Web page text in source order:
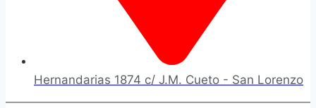
Hernandarias 1874 c/ J.M. Cueto - San Lorenzo